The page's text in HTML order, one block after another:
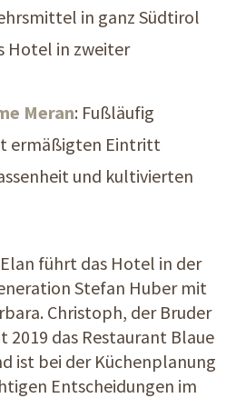
in ganz Südtirol
Hotel in zweiter
Meran: Fußläufig
ermäßigten Eintritt
und kultivierten
führt das Hotel in der
Stefan Huber mit
Christoph, der Bruder
2019 das Restaurant Blaue
ist bei der Küchenplanung
Entscheidungen im